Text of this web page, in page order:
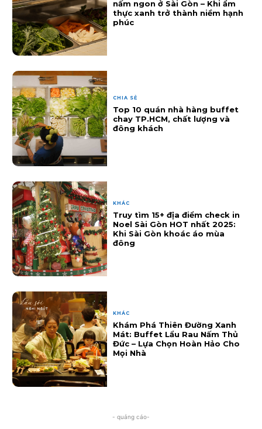
nấm ngon ở Sài Gòn – Khi ẩm
thực xanh trở thành niềm hạnh
phúc
CHIA SẺ
Top 10 quán nhà hàng buffet
chay TP.HCM, chất lượng và
đông khách
KHÁC
Truy tìm 15+ địa điểm check in
Noel Sài Gòn HOT nhất 2025:
Khi Sài Gòn khoác áo mùa
đông
KHÁC
Khám Phá Thiên Đường Xanh
Mát: Buffet Lẩu Rau Nấm Thủ
Đức – Lựa Chọn Hoàn Hảo Cho
Mọi Nhà
- quảng cáo-